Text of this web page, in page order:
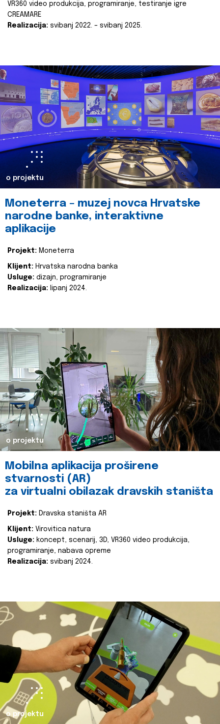
VR360 video produkcija, programiranje, testiranje igre
CREAMARE
Realizacija: svibanj 2022. – svibanj 2025.
o projektu
Moneterra – muzej novca Hrvatske
narodne banke, interaktivne
aplikacije
Projekt: Moneterra
Klijent: Hrvatska narodna banka
Usluge: dizajn, programiranje
Realizacija: lipanj 2024.
o projektu
Mobilna aplikacija proširene
stvarnosti (AR)
za virtualni obilazak dravskih staništa
Projekt: Dravska staništa AR
Klijent: Virovitica natura
Usluge: koncept, scenarij, 3D, VR360 video produkcija,
programiranje, nabava opreme
Realizacija: svibanj 2024.
o projektu